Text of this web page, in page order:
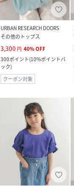
URBAN RESEARCH DOORS
その他のトップス
3,300 円 40%OFF
300ポイント(10%ポイントバ
ック)
クーポン対象